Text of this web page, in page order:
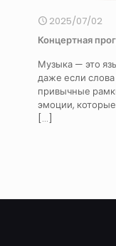
2025/07/02
Концертная
Музыка — это
даже если
привычные
эмоции,
[…]